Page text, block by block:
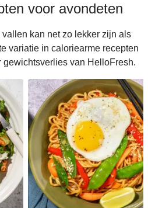
voor avondeten
kan net zo lekker zijn als
variatie in caloriearme recepten
van HelloFresh.